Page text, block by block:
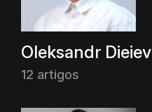
Oleksandr Dieiev
12 artigos